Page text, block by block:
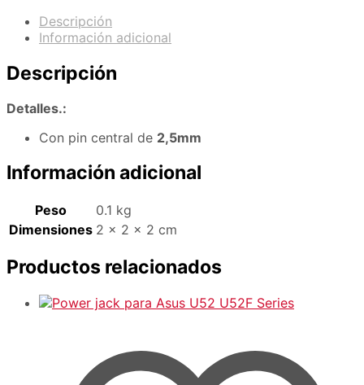
Descripción
Información adicional
Descripción
Detalles.:
Con pin central de 2,5mm
Información adicional
Peso
0.1 kg
Dimensiones 2 × 2 × 2 cm
Productos relacionados